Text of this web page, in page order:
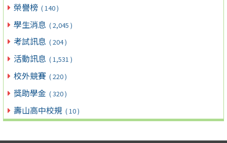
榮譽榜 ( 140 )
學生消息 ( 2,045 )
考試訊息 ( 204 )
活動訊息 ( 1,531 )
校外競賽 ( 220 )
獎助學金 ( 320 )
壽山高中校規 ( 10 )